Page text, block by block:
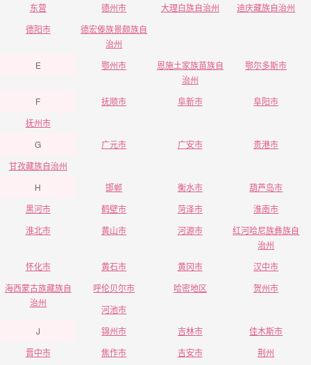
东营
德州市 大理白族自治州
迪庆藏族自治州
德阳市
德宏傣族景颇族自
治州
E
鄂州市
恩施土家族苗族自
治州
鄂尔多斯市
F 抚顺市 阜新市
阜阳市
抚州市
G
广元市 广安市
贵港市
甘孜藏族自治州
H
邯郸 衡水市
葫芦岛市
黑河市
鹤壁市 菏泽市
淮南市
淮北市
黄山市 河源市
红河哈尼族彝族自
治州
怀化市
黄石市 黄冈市
汉中市
海西蒙古族藏族自
治州
呼伦贝尔市 哈密地区
贺州市
河池市
J
锦州市 吉林市
佳木斯市
晋中市
焦作市 吉安市
荆州